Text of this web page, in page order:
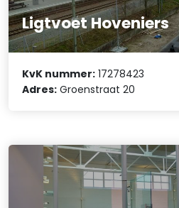
Ligtvoet Hoveniers
KvK nummer: 17278423
Adres: Groenstraat 20